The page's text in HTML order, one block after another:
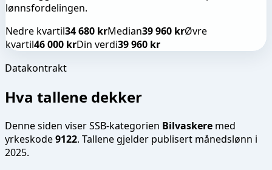
lønnsfordelingen.
Nedre kvartil34 680 krMedian39 960 krØvre
kvartil46 000 krDin verdi39 960 kr
Datakontrakt
Hva tallene dekker
Denne siden viser SSB-kategorien Bilvaskere med
yrkeskode9122. Tallene gjelder publisert månedslønn i
2025.